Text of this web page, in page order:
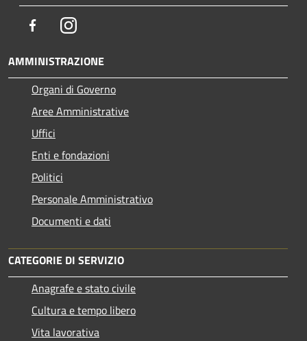
FacebookInstagram
AMMINISTRAZIONE
Organi di Governo
Aree Amministrative
Uffici
Enti e fondazioni
Politici
Personale Amministrativo
Documenti e dati
CATEGORIE DI SERVIZIO
Anagrafe e stato civile
Cultura e tempo libero
Vita lavorativa